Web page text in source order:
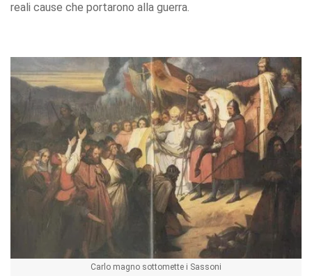
reali cause che portarono alla guerra.
Carlo magno sottomette i Sassoni